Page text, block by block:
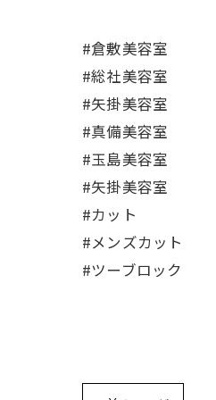
#倉敷美容室
#総社美容室
#矢掛美容室
#真備美容室
#玉島美容室
#矢掛美容室
#カット
#メンズカット
#ツーブロック